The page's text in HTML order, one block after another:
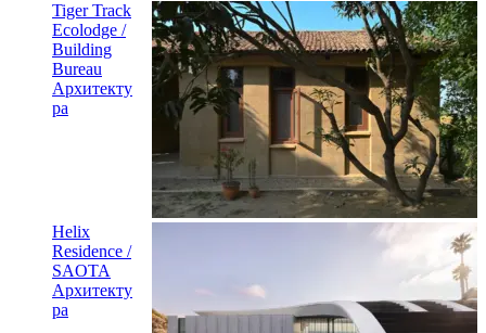
Tiger Track
Ecolodge /
Building
Bureau
Архитекту
ра
Helix
Residence /
SAOTA
Архитекту
ра